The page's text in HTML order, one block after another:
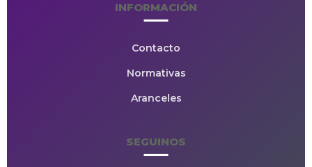
INFORMACIÓN
Contacto
Normativas
Aranceles
SEGUINOS